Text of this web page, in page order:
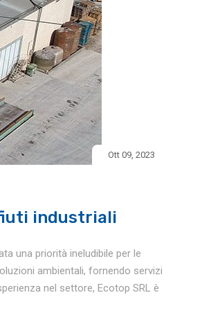
Ott 09, 2023
industriali
una priorità ineludibile per le
ambientali, fornendo servizi
nel settore, Ecotop SRL è